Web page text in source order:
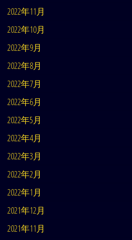
2022年11月
2022年10月
2022年9月
2022年8月
2022年7月
2022年6月
2022年5月
2022年4月
2022年3月
2022年2月
2022年1月
2021年12月
2021年11月